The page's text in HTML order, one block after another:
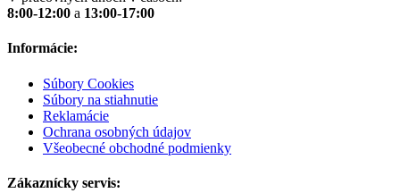
8:00-12:00 a 13:00-17:00
Informácie:
Súbory Cookies
Súbory na stiahnutie
Reklamácie
Ochrana osobných údajov
Všeobecné obchodné podmienky
Zákaznícky servis: